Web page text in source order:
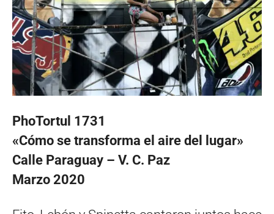
PhoTortul 1731
«Cómo se transforma el aire del lugar»
Calle Paraguay – V. C. Paz
Marzo 2020